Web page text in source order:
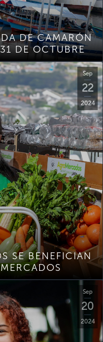
DE CAMARÓN
DE OCTUBRE
Sep
22
2024
SE BENEFICIAN
Sep
20
2024